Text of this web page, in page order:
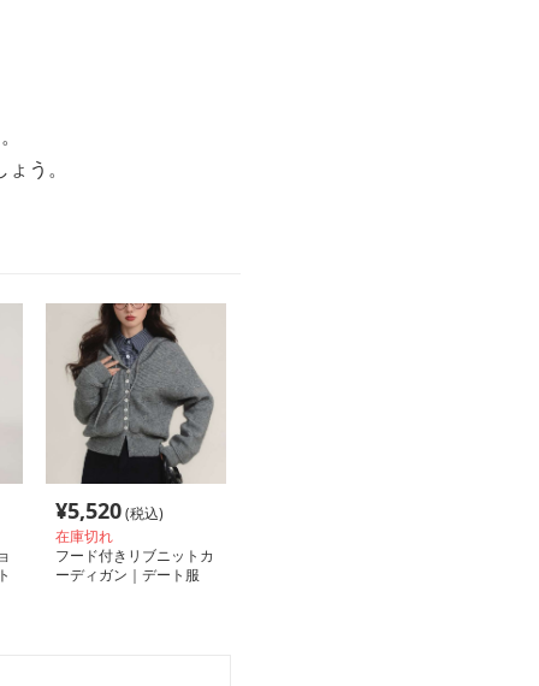
う。
¥5,520(税込)
在庫切れ
フード付きリブニットカ
ーディガン｜デート服